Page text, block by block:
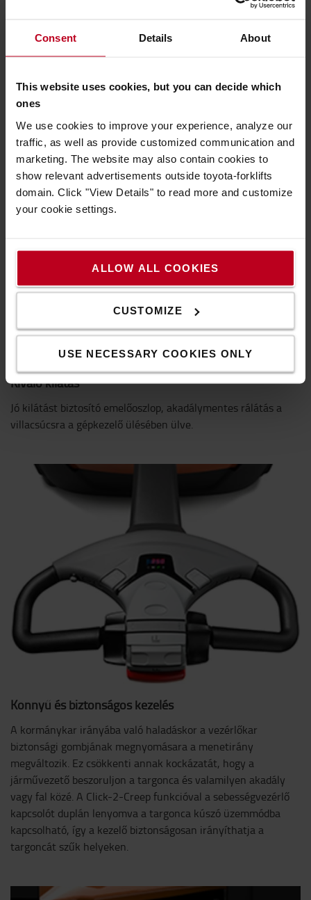
Consent Details About
This website uses cookies, but you can decide which
ones
We use cookies to improve your experience, analyze our
traffic, as well as provide customized communication and
marketing. The website may also contain cookies to
show relevant advertisements outside toyota-forklifts
domain. Click "View Details" to read more and customize
your cookie settings.
ALLOW ALL COOKIES
CUSTOMIZE
USE NECESSARY COOKIES ONLY
Emelhető támasztókarok
padlón vagy lejtőn is használható. Ez a modell egy raklapot
tud felvenni a villákra, míg egy másikat a támasztókarokra.
Kiváló kilátás
Jó kilátást biztosító emelőoszlop, akadálymentes rálátás a
villacsúcsra a gépkezelő ülésében ülve.
Könnyű és biztonságos kezelés
A kormánykar irányába való haladáskor a vezérlőkar
biztonsági gombjának megnyomásara a menetirány
megváltozik. Ez csökkenti annak kockázatát, hogy a
járművezető beszoruljon a targonca és valamilyen akadály
vagy fal közé. A Click-2-Creep funkcióval a sebességvezérlő
kapcsolót duplán lenyomva a targonca kúszó üzemmódba
kapcsolható, így a kezelő biztonságosan irányíthatja a
targoncát szűk helyeken.